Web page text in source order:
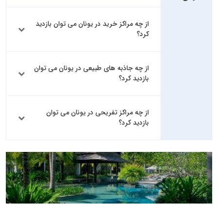
از چه مراکز خرید در یونان می توان بازدید
کرد؟
از چه جاذبه های طبیعی در یونان می توان
بازدید کرد؟
از چه مراکز تفریحی در یونان می توان
بازدید کرد؟